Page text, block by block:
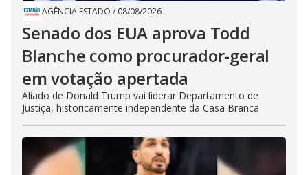
AGÊNCIA ESTADO / 08/08/2026
Senado dos EUA aprova Todd
Blanche como procurador-geral
em votação apertada
Aliado de Donald Trump vai liderar Departamento de
Justiça, historicamente independente da Casa Branca